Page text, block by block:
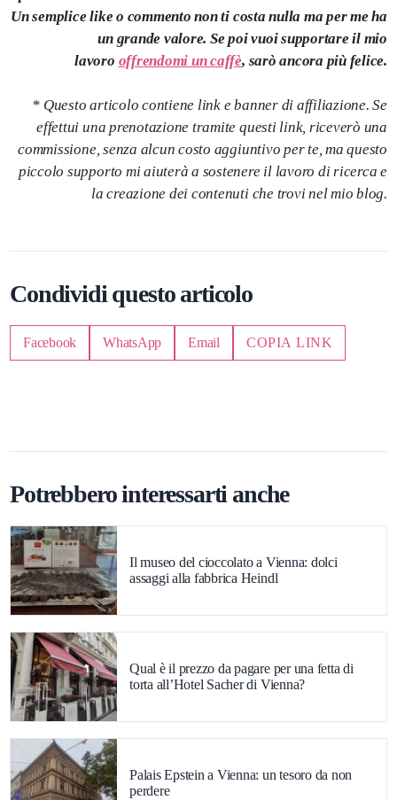
Un semplice like o commento non ti costa nulla ma per me ha
un grande valore. Se poi vuoi supportare il mio
lavoro offrendomi un caffè, sarò ancora più felice.
* Questo articolo contiene link e banner di affiliazione. Se
effettui una prenotazione tramite questi link, riceverò una
commissione, senza alcun costo aggiuntivo per te, ma questo
piccolo supporto mi aiuterà a sostenere il lavoro di ricerca e
la creazione dei contenuti che trovi nel mio blog.
Condividi questo articolo
Facebook WhatsApp Email COPIA LINK
Potrebbero interessarti anche
Il museo del cioccolato a Vienna: dolci
assaggi alla fabbrica Heindl
Qual è il prezzo da pagare per una fetta di
torta all’Hotel Sacher di Vienna?
Palais Epstein a Vienna: un tesoro da non
perdere